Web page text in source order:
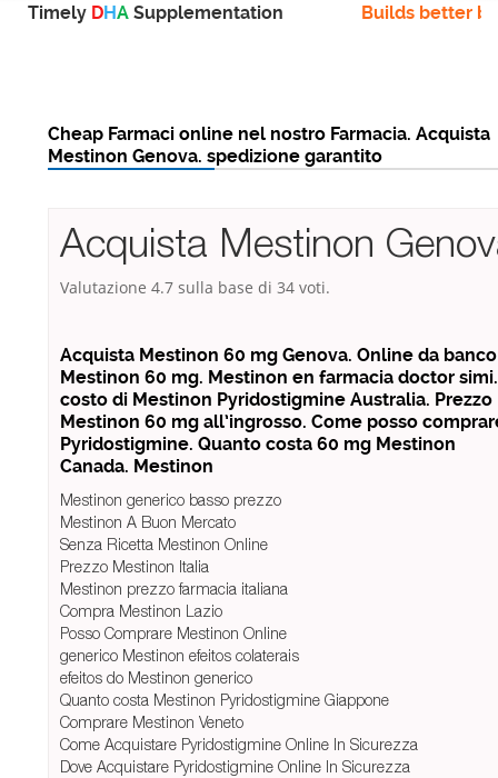
Timely DHA Supplementation Builds better
Cheap Farmaci online nel nostro Farmacia. Acquista
Mestinon Genova. spedizione garantito
Acquista Mestinon
Valutazione 4.7 sulla base di 34 voti.
Acquista Mestinon 60 mg Genova. Online da banco
Mestinon 60 mg. Mestinon en farmacia doctor
costo di Mestinon Pyridostigmine Australia. Prezzo
Mestinon 60 mg all’ingrosso. Come posso
Pyridostigmine. Quanto costa 60 mg Mestinon
Canada. Mestinon
Mestinon generico basso prezzo
Mestinon A Buon Mercato
Senza Ricetta Mestinon Online
Prezzo Mestinon Italia
Mestinon prezzo farmacia italiana
Compra Mestinon Lazio
Posso Comprare Mestinon Online
generico Mestinon efeitos colaterais
efeitos do Mestinon generico
Quanto costa Mestinon Pyridostigmine Giappone
Comprare Mestinon Veneto
Come Acquistare Pyridostigmine Online In Sicurezza
Dove Acquistare Pyridostigmine Online In Sicurezza